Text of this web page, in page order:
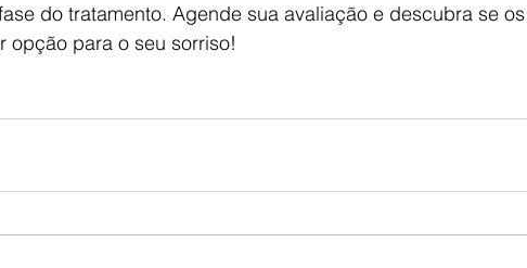
do tratamento. Agende sua avaliação e descubra se os
opção para o seu sorriso!